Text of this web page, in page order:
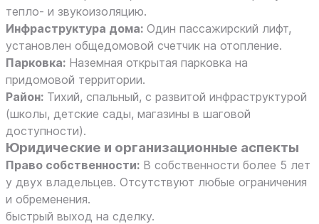
тепло- и звукоизоляцию.
Инфраструктура дома: Один пассажирский лифт,
установлен общедомовой счетчик на отопление.
Парковка: Наземная открытая парковка на
придомовой территории.
Район: Тихий, спальный, с развитой инфраструктурой
(школы, детские сады, магазины в шаговой
доступности).
Юридические и организационные аспекты
Право собственности: В собственности более 5 лет
у двух владельцев. Отсутствуют любые ограничения
и обременения.
быстрый выход на сделку.